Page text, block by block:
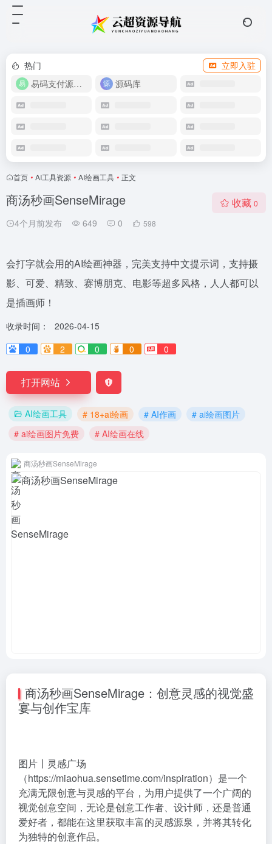
热门
立即入驻
易码支付源码下载
源码库
首页 • AI工具资源 • AI绘画工具 • 正文
商汤秒画SenseMirage
4个月前发布 649 0 598
收藏 0
会打字就会用的AI绘画神器，完美支持中文提示词，支持摄
影、可爱、精致、赛博朋克、电影等超多风格，人人都可以
是插画师！
收录时间：
2026-04-15
0
2 0 0 0
打开网站
AI绘画工具 # 18+ai绘画 # AI作画
# ai绘画图片
# ai绘画图片免费
# AI绘画在线
商汤秒画SenseMirage
商汤秒画SenseMirage：创意灵感的视觉盛
宴与创作宝库
图片丨灵感广场
（https://miaohua.sensetime.com/inspiration）是一个
充满无限创意与灵感的平台，为用户提供了一个广阔的
视觉创意空间，无论是创意工作者、设计师，还是普通
爱好者，都能在这里获取丰富的灵感源泉，并将其转化
为独特的创意作品。